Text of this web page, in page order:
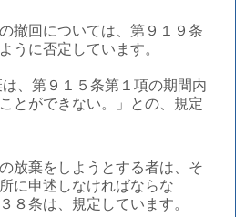
撤回については、第９１９条
うに否定しています。
は、第９１５条第１項の期間内
とができない。」との、規定
放棄をしようとする者は、そ
に申述しなければならな
８条は、規定しています。